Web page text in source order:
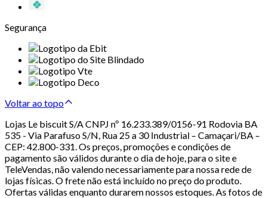
Segurança
Voltar ao topo
Lojas Le biscuit S/A CNPJ nº 16.233.389/0156-91 Rodovia BA
535 - Via Parafuso S/N, Rua 25 a 30 Industrial – Camaçari/BA –
CEP: 42.800-331. Os preços, promoções e condições de
pagamento são válidos durante o dia de hoje, para o site e
TeleVendas, não valendo necessariamente para nossa rede de
lojas físicas. O frete não está incluído no preço do produto.
Ofertas válidas enquanto durarem nossos estoques. As fotos de